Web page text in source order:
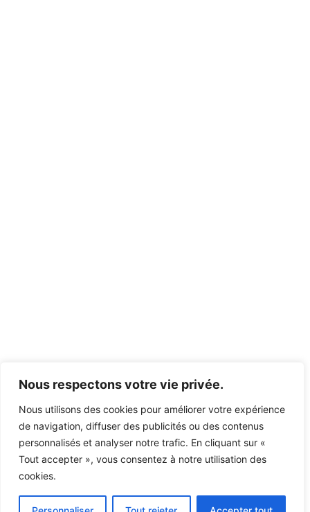
Nous respectons votre vie privée.
Nous utilisons des cookies pour améliorer votre expérience
de navigation, diffuser des publicités ou des contenus
personnalisés et analyser notre trafic. En cliquant sur «
Tout accepter », vous consentez à notre utilisation des
cookies.